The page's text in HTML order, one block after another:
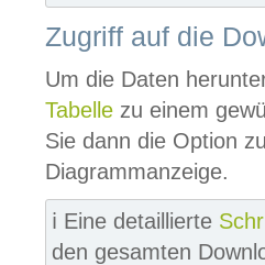
Zugriff auf die
Um die Daten
Tabelle zu einem
Sie dann die Option
Diagrammanzeige.
ℹ️ Eine detaillierte
den gesamten